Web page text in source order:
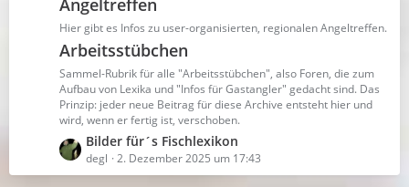
ä
g
e
e
t
r
ä
g
e
Angeltreffen
Hier gibt es Infos zu user-organisierten, regionalen Angeltreffen.
Arbeitsstübchen
Sammel-Rubrik für alle "Arbeitsstübchen", also Foren, die zum
Aufbau von Lexika und "Infos für Gastangler" gedacht sind. Das
Prinzip: jeder neue Beitrag für diese Archive entsteht hier und
wird, wenn er fertig ist, verschoben.
L
e
t
Bilder für´s Fischlexikon
degl 2. Dezember 2025 um 17:43